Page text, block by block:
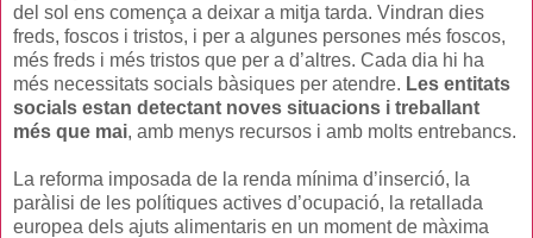
del sol ens comença a deixar a mitja tarda. Vindran dies
freds, foscos i tristos, i per a algunes persones més foscos,
més freds i més tristos que per a d’altres. Cada dia hi ha
més necessitats socials bàsiques per atendre. Les entitats
socials estan detectant noves situacions i treballant
més que mai, amb menys recursos i amb molts entrebancs.
La reforma imposada de la renda mínima d’inserció, la
paràlisi de les polítiques actives d’ocupació, la retallada
europea dels ajuts alimentaris en un moment de màxima